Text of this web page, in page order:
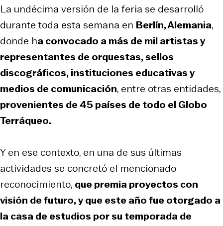
La undécima versión de la feria se desarrolló
durante toda esta semana en Berlín, Alemania,
donde ha convocado a más de mil artistas y
representantes de orquestas, sellos
discográficos, instituciones educativas y
medios de comunicación, entre otras entidades,
provenientes de 45 países de todo el Globo
Terráqueo.
Y en ese contexto, en una de sus últimas
actividades se concretó el mencionado
reconocimiento, que premia proyectos con
visión de futuro, y que este año fue otorgado a
la casa de estudios por su temporada de